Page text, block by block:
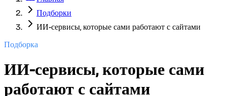
Подборки
ИИ-сервисы, которые сами работают с сайтами
Подборка
ИИ-сервисы, которые сами
работают с сайтами